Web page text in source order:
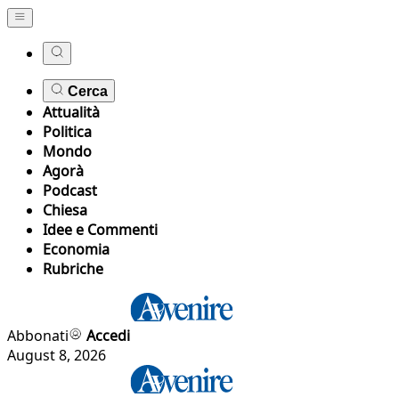
Cerca
Attualità
Politica
Mondo
Agorà
Podcast
Chiesa
Idee e Commenti
Economia
Rubriche
Abbonati
Accedi
August 8, 2026